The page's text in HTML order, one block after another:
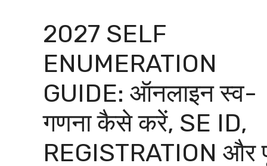
2027 SELF
ENUMERATION
GUIDE: ऑनलाइन स्व-
गणना कैसे करें, SE ID,
REGISTRATION और